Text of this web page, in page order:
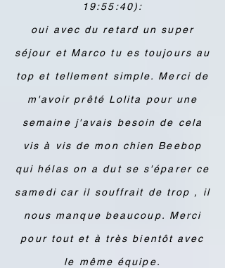
19:55:40):
oui avec du retard un super
séjour et Marco tu es toujours au
top et tellement simple. Merci de
m'avoir prêté Lolita pour une
semaine j'avais besoin de cela
vis à vis de mon chien Beebop
qui hélas on a dut se s'éparer ce
samedi car il souffrait de trop , il
nous manque beaucoup. Merci
pour tout et à très bientôt avec
le même équipe.